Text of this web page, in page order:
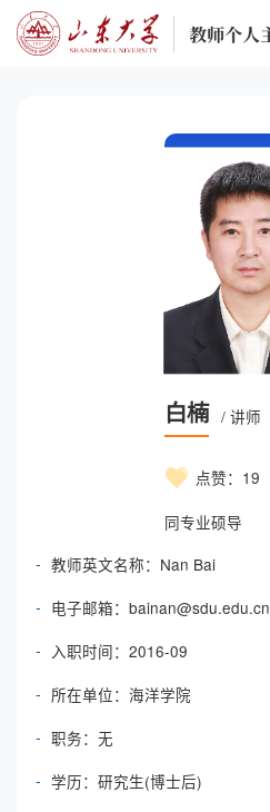
白楠 / 讲师
点赞： 19
同专业硕导
- 教师英文名称：Nan Bai
- 电子邮箱： bainan@sdu.edu.cn
- 入职时间：2016-09
- 所在单位：海洋学院
- 职务：无
- 学历：研究生(博士后)